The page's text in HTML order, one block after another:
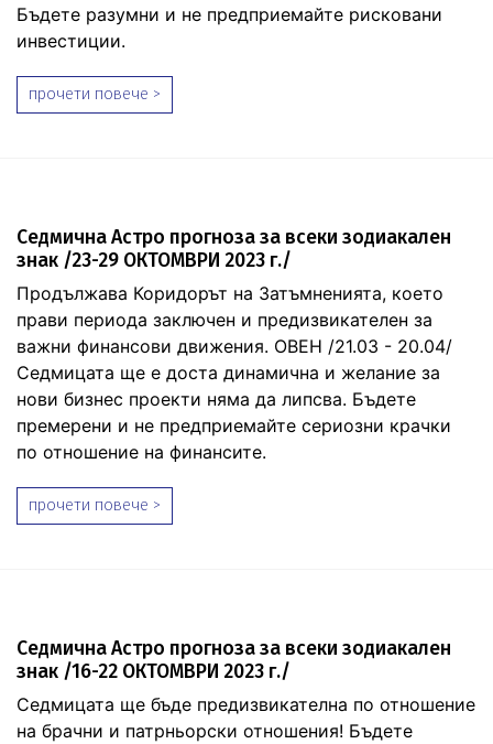
Бъдете разумни и не предприемайте рисковани
инвестиции.
прочети повече >
Седмична Астро прогноза за всеки зодиакален
знак /23-29 ОКТОМВРИ 2023 г./
Продължава Коридорът на Затъмненията, което
прави периода заключен и предизвикателен за
важни финансови движения. ОВЕН /21.03 - 20.04/
Седмицата ще е доста динамична и желание за
нови бизнес проекти няма да липсва. Бъдете
премерени и не предприемайте сериозни крачки
по отношение на финансите.
прочети повече >
Седмична Астро прогноза за всеки зодиакален
знак /16-22 ОКТОМВРИ 2023 г./
Седмицата ще бъде предизвикателна по отношение
на брачни и патрньорски отношения! Бъдете